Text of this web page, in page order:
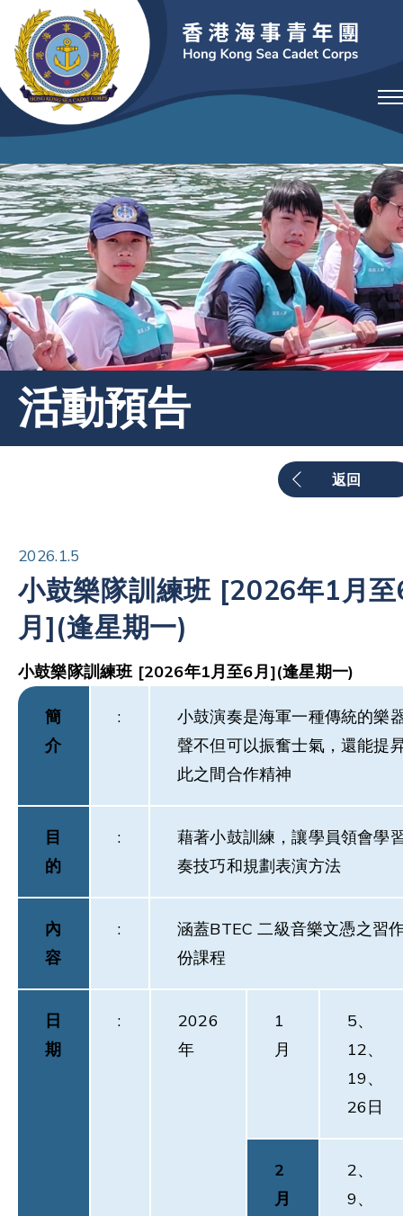
活動預告
返回
2026.1.5
小鼓樂隊訓練班 [2026年1月
月](逢星期一)
小鼓樂隊訓練班[2026年1月至6月](逢星期一)
簡
介
:
小鼓演奏是海軍一種傳統的樂
聲不但可以振奮士氣，還能提
此之間合作精神
目
的
:
藉著小鼓訓練，讓學員領會學
奏技巧和規劃表演方法
內
容
:
涵蓋BTEC 二級音樂文憑之習
份課程
日
期
:
2026
年
1
月
5、
12、
19、
26日
2
月
2、
9、